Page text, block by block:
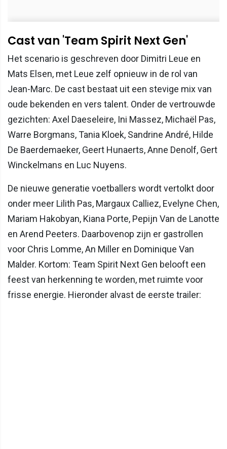
Cast van 'Team Spirit Next Gen'
Het scenario is geschreven door Dimitri Leue en
Mats Elsen, met Leue zelf opnieuw in de rol van
Jean-Marc. De cast bestaat uit een stevige mix van
oude bekenden en vers talent. Onder de vertrouwde
gezichten: Axel Daeseleire, Ini Massez, Michaël Pas,
Warre Borgmans, Tania Kloek, Sandrine André, Hilde
De Baerdemaeker, Geert Hunaerts, Anne Denolf, Gert
Winckelmans en Luc Nuyens.
De nieuwe generatie voetballers wordt vertolkt door
onder meer Lilith Pas, Margaux Calliez, Evelyne Chen,
Mariam Hakobyan, Kiana Porte, Pepijn Van de Lanotte
en Arend Peeters. Daarbovenop zijn er gastrollen
voor Chris Lomme, An Miller en Dominique Van
Malder. Kortom: Team Spirit Next Gen belooft een
feest van herkenning te worden, met ruimte voor
frisse energie. Hieronder alvast de eerste trailer: